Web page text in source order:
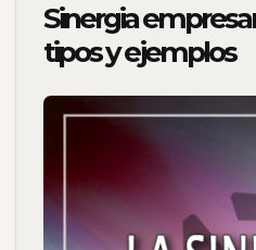
Sinergia
tipos y ejemplos